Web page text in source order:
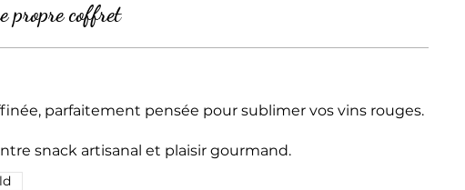
propre coffret
parfaitement pensée pour sublimer vos vins rouges.
snack artisanal et plaisir gourmand.